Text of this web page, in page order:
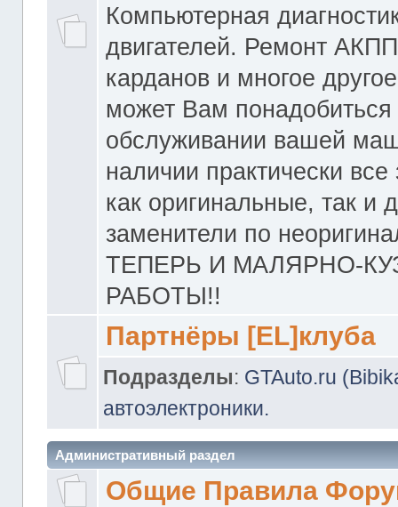
Компьютерная
двигателей. Ремонт
карданов и многое
может Вам понадобиться
обслуживании вашей
наличии практически все
как оригинальные, так и
заменители по
ТЕПЕРЬ И МАЛЯРНО-
РАБОТЫ!!
Партнёры [EL]клуба
Подразделы: GTAuto.ru
автоэлектроники.
Административный раздел
Общие Правила